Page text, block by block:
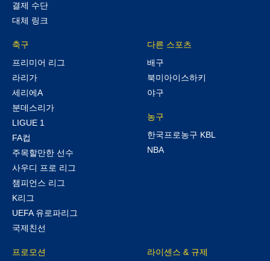
결제 수단
대체 링크
축구
프리미어 리그
라리가
세리에A
분데스리가
LIGUE 1
FA컵
주목할만한 선수
사우디 프로 리그
챔피언스 리그
K리그
UEFA 유로파리그
국제친선
다른 스포츠
배구
북미아이스하키
야구
농구
한국프로농구 KBL
NBA
프로모션 라이센스 & 규제